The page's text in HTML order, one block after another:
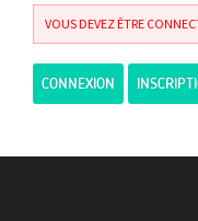
VOUS DEVEZ ÊTRE
CONNEXION